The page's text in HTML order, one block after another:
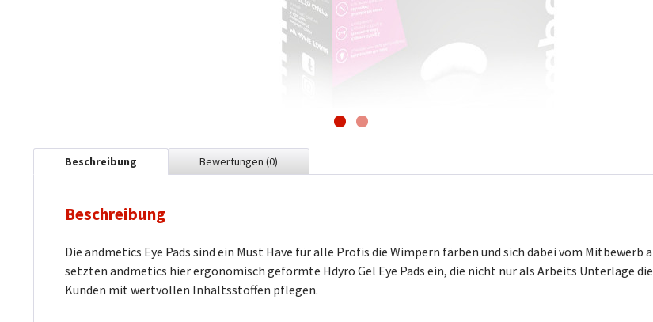
Beschreibung Bewertungen (0)
Beschreibung
Die andmetics Eye Pads sind ein Must Have für alle Profis die Wimpern färben und sich dabei vom
setzten andmetics hier ergonomisch geformte Hdyro Gel Eye Pads ein, die nicht nur als Arbeits Unterlage
Kunden mit wertvollen Inhaltsstoffen pflegen.